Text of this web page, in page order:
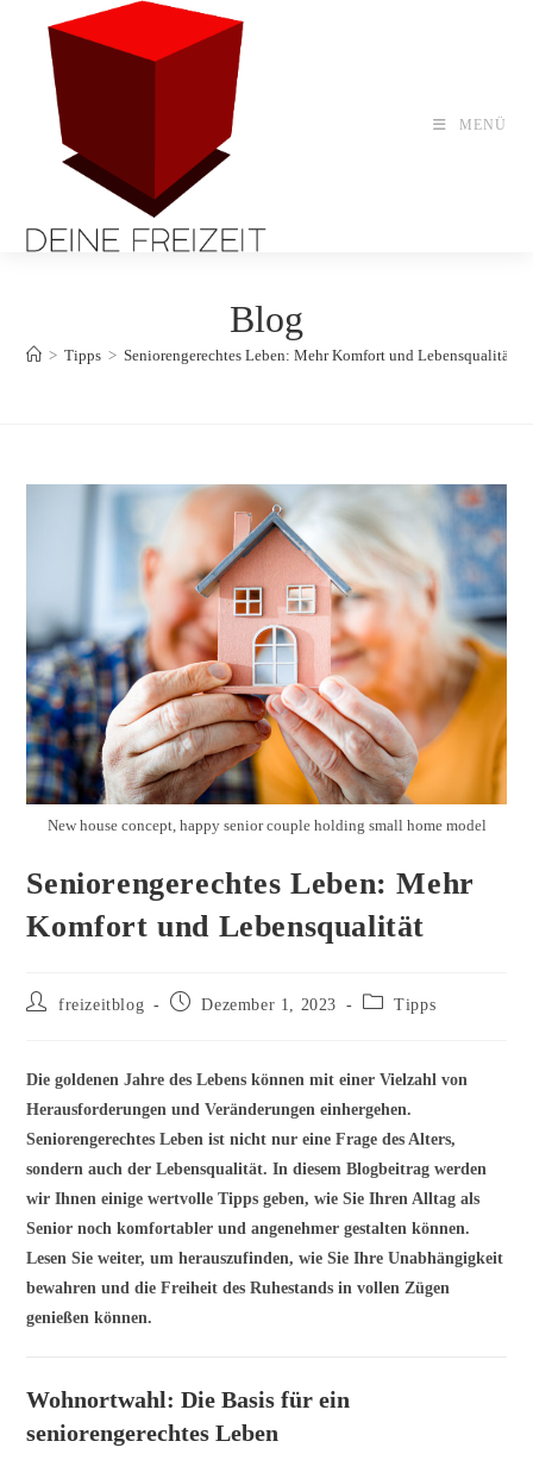
springen
MENÜ
Blog
> Tipps > Seniorengerechtes Leben: Mehr Komfort und Lebensqualität
New house concept, happy senior couple holding small home model
Seniorengerechtes Leben: Mehr
Komfort und Lebensqualität
Beitrags-freizeitblog
BeitragDezember 1, 2023
Beitrags-
Tipps
Die goldenen Jahre des Lebens können mit einer Vielzahl von
Herausforderungen und Veränderungen einhergehen.
Seniorengerechtes Leben ist nicht nur eine Frage des Alters,
sondern auch der Lebensqualität. In diesem Blogbeitrag werden
wir Ihnen einige wertvolle Tipps geben, wie Sie Ihren Alltag als
Senior noch komfortabler und angenehmer gestalten können.
Lesen Sie weiter, um herauszufinden, wie Sie Ihre Unabhängigkeit
bewahren und die Freiheit des Ruhestands in vollen Zügen
genießen können.
Wohnortwahl: Die Basis für ein
seniorengerechtes Leben